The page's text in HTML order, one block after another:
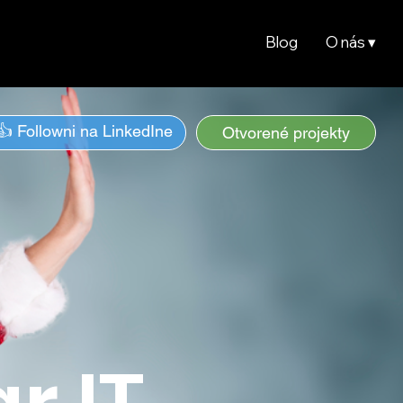
Blog O nás ▾
Followni na LinkedIne Otvorené projekty